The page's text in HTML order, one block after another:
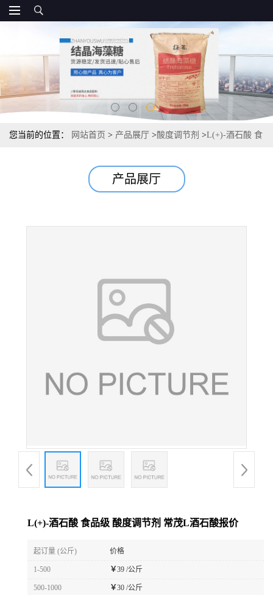
您当前的位置： 网站首页 > 产品展厅 >酸度调节剂 >L(+)-酒石酸 食
产品展厅
L(+)-酒石酸 食品级 酸度调节剂 常茂L酒石酸报价
起订量 (公斤) 价格
1-500 ￥39 /公斤
500-1000 ￥30 /公斤